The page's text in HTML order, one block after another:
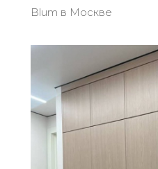
Blum в Москве